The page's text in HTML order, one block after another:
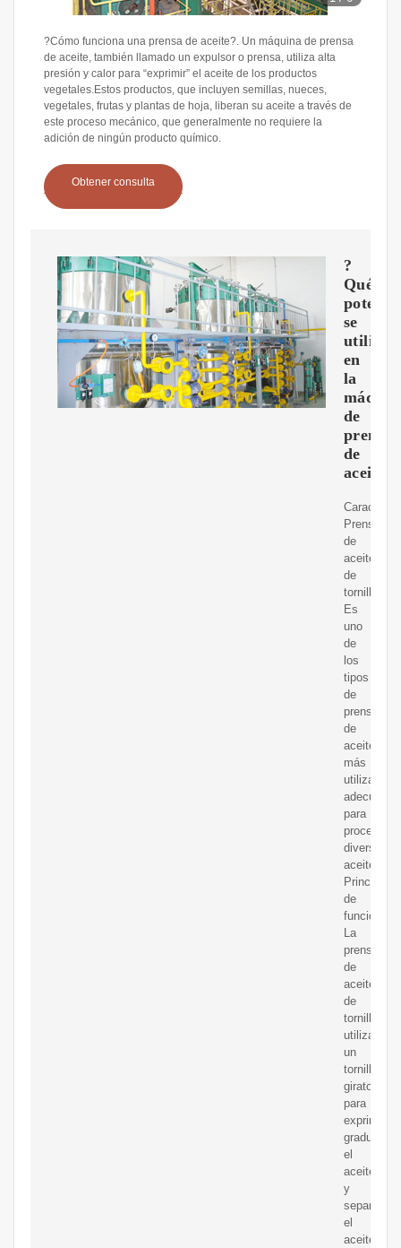
?Cómo funciona una prensa de aceite?. Un máquina de prensa
de aceite, también llamado un expulsor o prensa, utiliza alta
presión y calor para “exprimir” el aceite de los productos
vegetales.Estos productos, que incluyen semillas, nueces,
vegetales, frutas y plantas de hoja, liberan su aceite a través de
este proceso mecánico, que generalmente no requiere la
adición de ningún producto químico.
Obtener consulta
?
Qué
se
utiliza
en
la
de
de
aceite
Prensa
de
aceite
de
tornillo
Es
uno
de
los
tipos
de
prensas
de
aceite
más
utilizados,
adecuado
para
procesar
diversos
aceites.
Principio
de
La
prensa
de
aceite
de
tornillo
utiliza
un
tornillo
giratorio
para
exprimir
el
aceite
y
separa
el
aceite